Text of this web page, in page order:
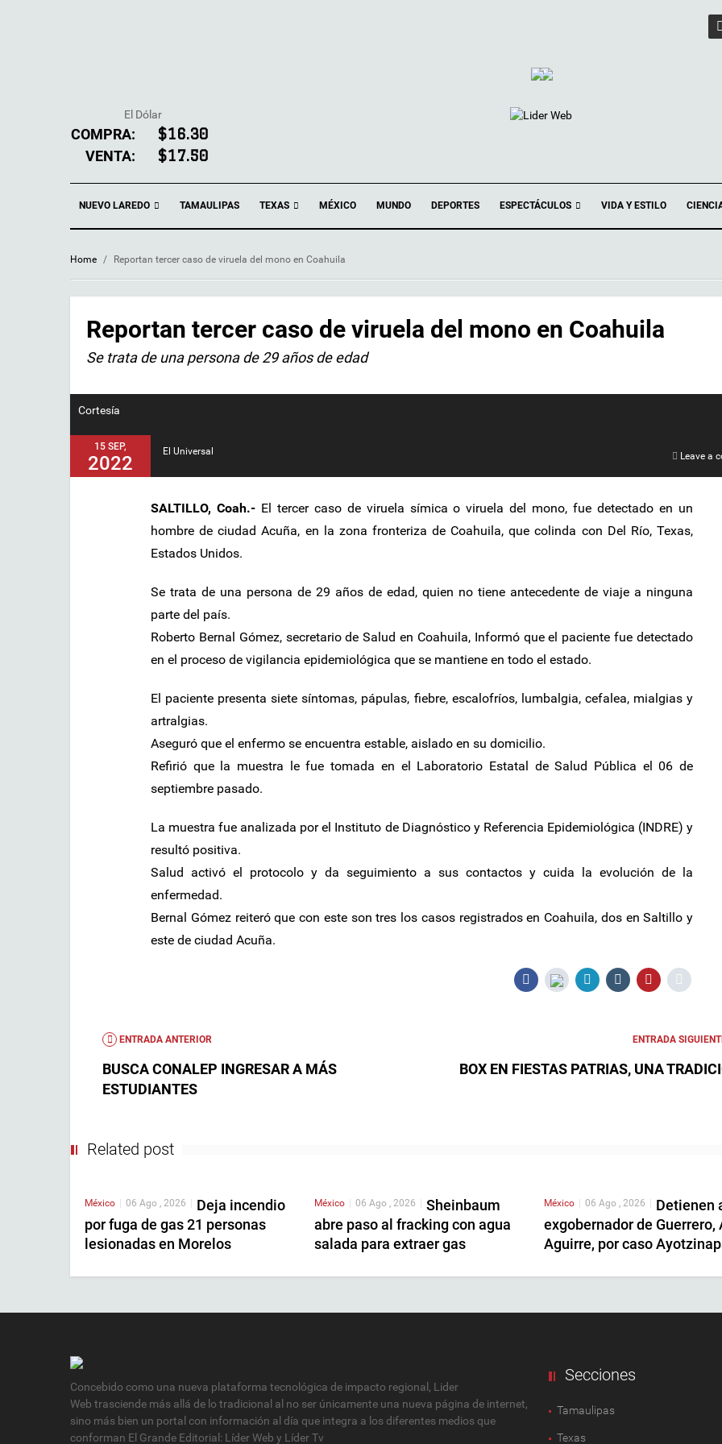
El Dólar
COMPRA: $16.30
VENTA: $17.50
NUEVO LAREDO TAMAULIPAS TEXAS MÉXICO MUNDO DEPORTES ESPECTÁCULOS VIDA Y ESTILO
Home / Reportan tercer caso de viruela del mono en Coahuila
Reportan tercer caso de viruela del mono en Coahuila
Se trata de una persona de 29 años de edad
Cortesía
15 SEP,
2022
El Universal Leave a
SALTILLO, Coah.-El tercer caso de viruela símica o viruela del mono, fue detectado en un
hombre de ciudad Acuña, en la zona fronteriza de Coahuila, que colinda con Del Río, Texas,
Estados Unidos.
Se trata de una persona de 29 años de edad, quien no tiene antecedente de viaje a ninguna
parte del país.
Roberto Bernal Gómez, secretario de Salud en Coahuila, Informó que el paciente fue detectado
en el proceso de vigilancia epidemiológica que se mantiene en todo el estado.
El paciente presenta siete síntomas, pápulas, fiebre, escalofríos, lumbalgia, cefalea, mialgias y
artralgias.
Aseguró que el enfermo se encuentra estable, aislado en su domicilio.
Refirió que la muestra le fue tomada en el Laboratorio Estatal de Salud Pública el 06 de
septiembre pasado.
La muestra fue analizada por el Instituto de Diagnóstico y Referencia Epidemiológica (INDRE) y
resultó positiva.
Salud activó el protocolo y da seguimiento a sus contactos y cuida la evolución de la
enfermedad.
Bernal Gómez reiteró que con este son tres los casos registrados en Coahuila, dos en Saltillo y
este de ciudad Acuña.
ENTRADA ANTERIOR
BUSCA CONALEP INGRESAR A MÁS
ESTUDIANTES
ENTRADA
BOX EN FIESTAS PATRIAS, UNA
Related post
México | 06 Ago , 2026 | Deja incendio
por fuga de gas 21 personas
lesionadas en Morelos
México | 06 Ago , 2026 | Sheinbaum
abre paso al fracking con agua
salada para extraer gas
México | 06 Ago , 2026 | Detienen
exgobernador de Guerrero,
Aguirre, por caso
Concebido como una nueva plataforma tecnológica de impacto regional, Lider
Web trasciende más allá de lo tradicional al no ser únicamente una nueva página de internet,
sino más bien un portal con información al día que integra a los diferentes medios que
conforman El Grande Editorial: Líder Web y Líder Tv
Secciones
Tamaulipas
Texas